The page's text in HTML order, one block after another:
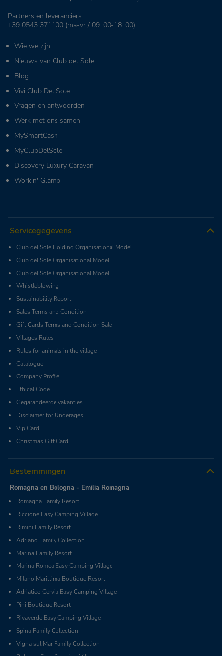
Partners en leveranciers:
+39 0543 371100 (ma-vr / 09: 00-18: 00)
Wie we zijn
Nieuws van Club del Sole
Blog
Vivi Club Del Sole
Vragen en antwoorden
Werk met ons samen
MySmartCash
MyClubDelSole
Discovery Luxury Caravan
Workin' Glamp
Servicegegevens
Club del Sole Holding Organisational Model
Club del Sole Organisational Model
Club del Sole Organisational Model
Whistleblowing
Sustainability Report
Sales Terms and Condition
Gift Cards Terms and Condition Sale
Villages Rules
Rules for animals in the village
Catalogue
Company Profile
Ethical Code
Gegarandeerde vakanties
Disclaimer for Underages
Vip Card
Christmas Gift Card
Bestemmingen
Romagna en Bologna - Emilia Romagna
Romagna Family Resort
Riccione Easy Camping Village
Rimini Family Resort
Adriano Family Collection
Marina Family Resort
Marina Romea Easy Camping Village
Milano Marittima Boutique Resort
Adriatico Cervia Easy Camping Village
Pini Boutique Resort
Rivaverde Easy Camping Village
Spina Family Collection
Vigna sul Mar Family Collection